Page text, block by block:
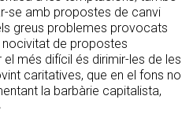
se amb propostes de canvi
greus problemes provocats
nocivitat de propostes
més difícil és dirimir-les de les
caritatives, que en el fons no
la barbàrie capitalista,